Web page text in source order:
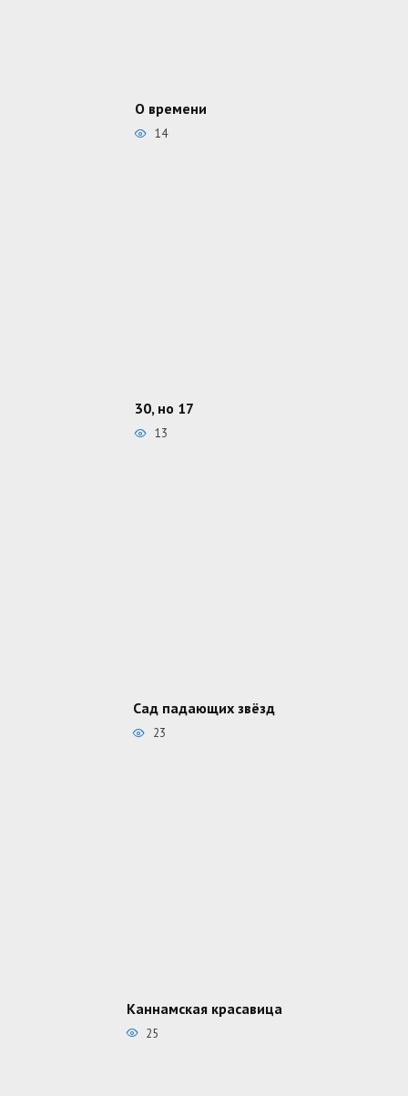
О времени
14
30, но 17
13
Сад падающих звёзд
23
Каннамская красавица
25